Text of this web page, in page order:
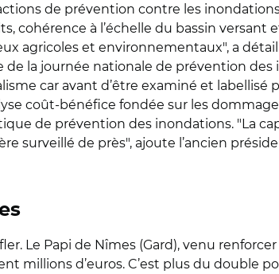
de prévention contre les
cohérence à l’échelle du bassin versant
agricoles et environnementaux", a
la journée nationale de prévention des
car avant d’être examiné et
coût-bénéfice fondée sur les
de prévention des inondations. "La
surveillé de près", ajoute l’ancien
Le Papi de Nîmes (Gard), venu
millions d’euros. C’est plus du double